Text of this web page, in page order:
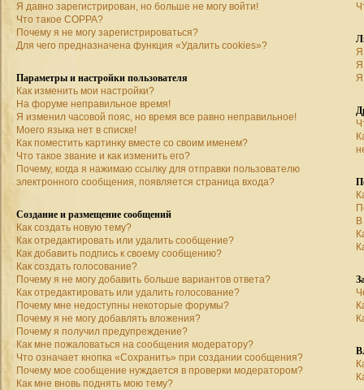
Я давно зарегистрирован, но больше не могу войти!
Что такое COPPA?
Почему я не могу зарегистрироваться?
Для чего предназначена функция «Удалить cookies»?
Параметры и настройки пользователя
Как изменить мои настройки?
На форуме неправильное время!
Я изменил часовой пояс, но время все равно неправильное!
Моего языка нет в списке!
Как поместить картинку вместе со своим именем?
Что такое звание и как изменить его?
Почему, когда я нажимаю ссылку для отправки пользователю
электронного сообщения, появляется страница входа?
Создание и размещение сообщений
Как создать новую тему?
Как отредактировать или удалить сообщение?
Как добавить подпись к своему сообщению?
Как создать голосование?
Почему я не могу добавить больше вариантов ответа?
Как отредактировать или удалить голосование?
Почему мне недоступны некоторые форумы?
Почему я не могу добавлять вложения?
Почему я получил предупреждение?
Как мне пожаловаться на сообщения модератору?
Что означает кнопка «Сохранить» при создании сообщения?
Почему мое сообщение нуждается в проверки модератором?
Как мне вновь поднять мою тему?
Я
Я
Я